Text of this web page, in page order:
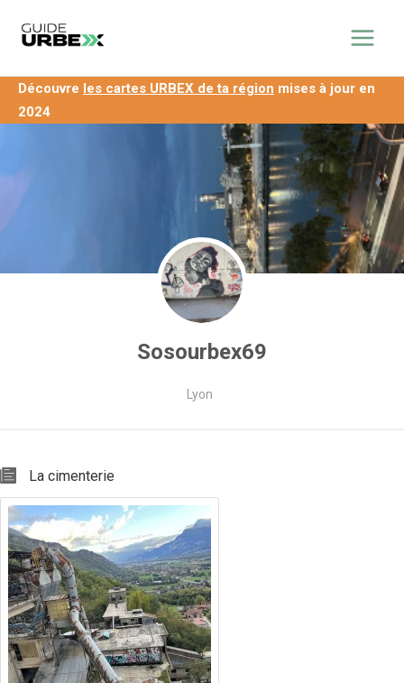
principal
Découvre les cartes URBEX de ta région mises à jour en
2024
Sosourbex69
Lyon
La cimenterie